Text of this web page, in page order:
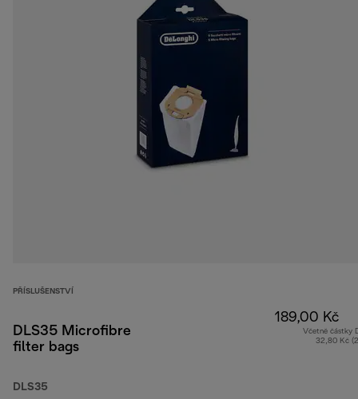
PŘÍSLUŠENSTVÍ
DLS35 Microfibre
filter bags
DLS35
189,00 Kč
Včetně částky
32,80 Kč